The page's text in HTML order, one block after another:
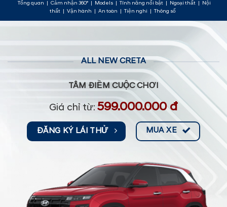
Tổng quan Cảm nhận 360° Models Tính năng nổi bật Ngoại thất
Nội
thất
Vận hành An toàn Tiện nghi Thông số
ALL NEW CRETA
TÂM ĐIỀM CUỘC CHƠI
Giá chỉ từ: 599.000.000 đ
ĐĂNG KÝ LÁI THỬ MUA XE